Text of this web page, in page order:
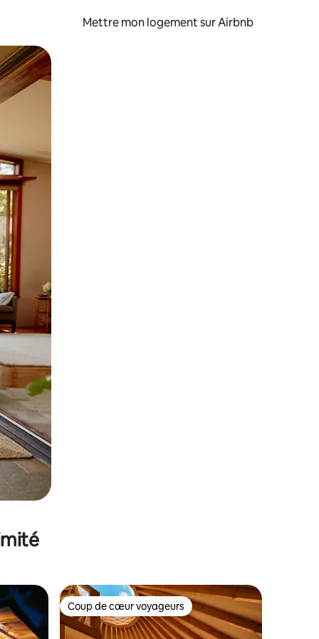
Mettre mon logement sur Airbnb
glisser.
appréciés Coup de cœur voyageurs
Coup de cœur voyageurs